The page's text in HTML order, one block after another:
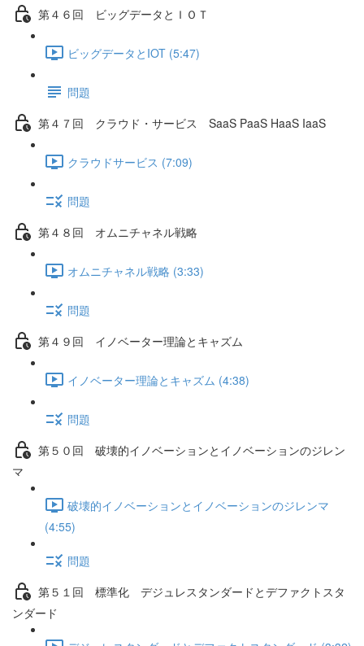
第４６回 ビッグデータとＩＯＴ
ビッグデータとIOT (5:47)
問題
第４７回 クラウド・サービス SaaS PaaS HaaS IaaS
クラウドサービス (7:09)
問題
第４８回 オムニチャネル戦略
オムニチャネル戦略 (3:33)
問題
第４９回 イノベーター理論とキャズム
イノベーター理論とキャズム (4:38)
問題
第５０回 破壊的イノベーションとイノベーションのジレン
マ
破壊的イノベーションとイノベーションのジレンマ
(4:55)
問題
第５１回 標準化 デジュレスタンダードとデファクトスタ
ンダード